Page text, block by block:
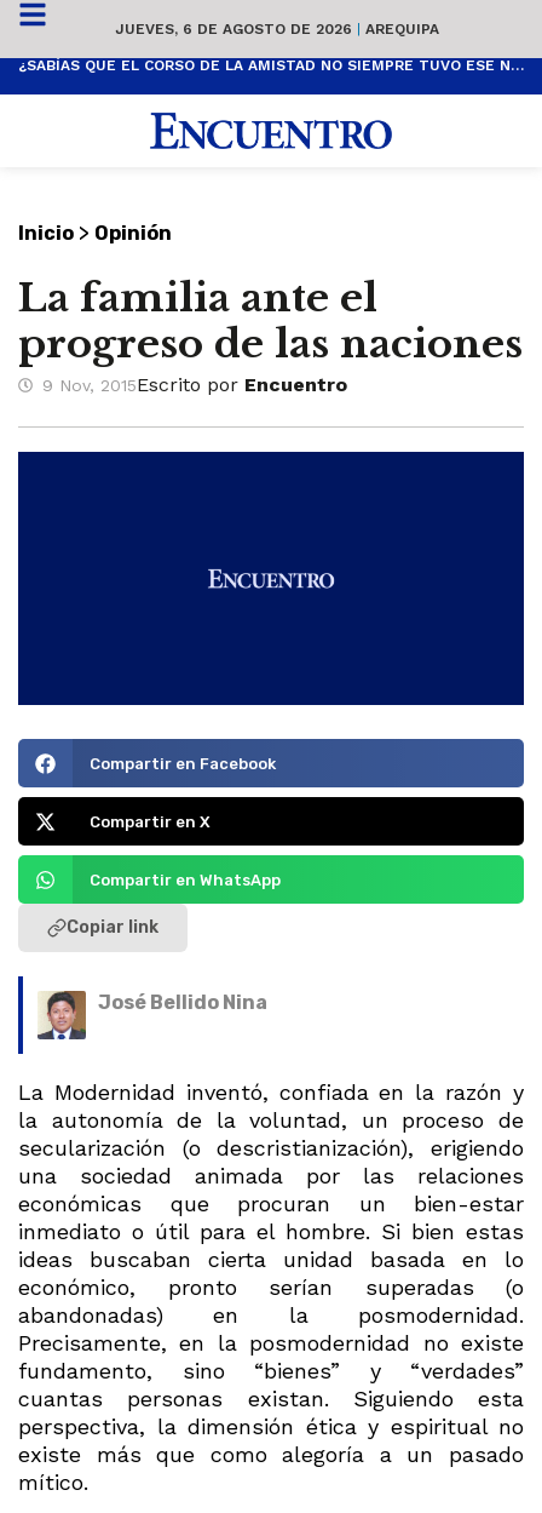
JUEVES, 6 DE AGOSTO DE 2026 | AREQUIPA
¿SABÍAS QUE EL CORSO DE LA AMISTAD NO SIEMPRE TUVO ESE NOMBRE? ESTA ES SU HISTORIA
Inicio > Opinión
La familia ante el
progreso de las naciones
9 Nov, 2015Escrito por Encuentro
Compartir en Facebook
Compartir en X
Compartir en WhatsApp
Copiar link
José Bellido Nina
La Modernidad inventó, confiada en la razón y
la autonomía de la voluntad, un proceso de
secularización (o descristianización), erigiendo
una sociedad animada por las relaciones
económicas que procuran un bien-estar
inmediato o útil para el hombre. Si bien estas
ideas buscaban cierta unidad basada en lo
económico, pronto serían superadas (o
abandonadas) en la posmodernidad.
Precisamente, en la posmodernidad no existe
fundamento, sino “bienes” y “verdades”
cuantas personas existan. Siguiendo esta
perspectiva, la dimensión ética y espiritual no
existe más que como alegoría a un pasado
mítico.